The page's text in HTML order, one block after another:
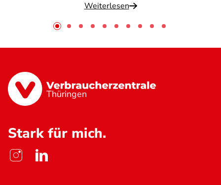
Weiterlesen
Thüringen
Stark für mich.